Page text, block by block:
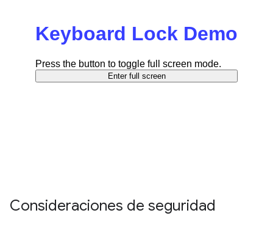
Consideraciones de seguridad